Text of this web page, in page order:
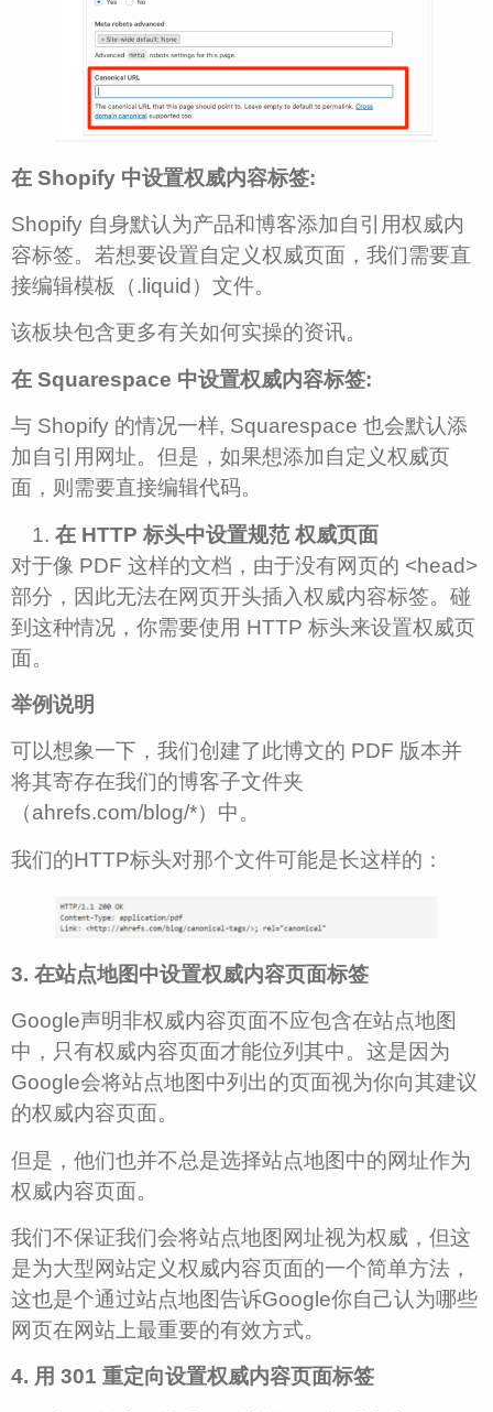
在 Shopify 中设置权威内容标签:
Shopify 自身默认为产品和博客添加自引用权威内
容标签。若想要设置自定义权威页面，我们需要直
接编辑模板（.liquid）文件。
该板块包含更多有关如何实操的资讯。
在 Squarespace 中设置权威内容标签:
与 Shopify 的情况一样, Squarespace 也会默认添
加自引用网址。但是，如果想添加自定义权威页
面，则需要直接编辑代码。
在 HTTP 标头中设置规范 权威页面
对于像 PDF 这样的文档，由于没有网页的 <head>
部分，因此无法在网页开头插入权威内容标签。碰
到这种情况，你需要使用 HTTP 标头来设置权威页
面。
举例说明
可以想象一下，我们创建了此博文的 PDF 版本并
将其寄存在我们的博客子文件夹
（ahrefs.com/blog/*）中。
我们的HTTP标头对那个文件可能是长这样的：
3. 在站点地图中设置权威内容页面标签
Google声明非权威内容页面不应包含在站点地图
中，只有权威内容页面才能位列其中。这是因为
Google会将站点地图中列出的页面视为你向其建议
的权威内容页面。
但是，他们也并不总是选择站点地图中的网址作为
权威内容页面。
我们不保证我们会将站点地图网址视为权威，但这
是为大型网站定义权威内容页面的一个简单方法，
这也是个通过站点地图告诉Google你自己认为哪些
网页在网站上最重要的有效方式。
4. 用 301 重定向设置权威内容页面标签